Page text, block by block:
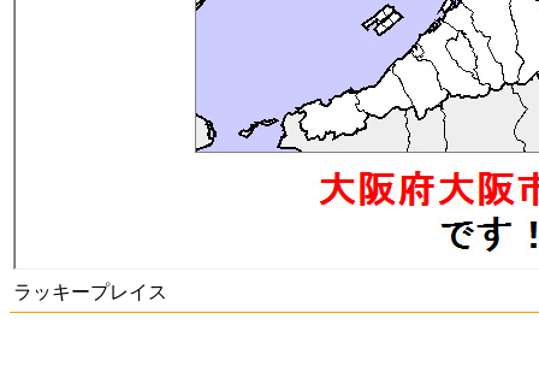
ラッキープレイス